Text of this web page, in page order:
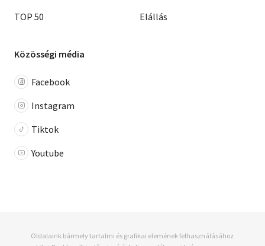
TOP 50
Elállás
Közösségi média
Facebook
Instagram
Tiktok
Youtube
Oldalaink bármely tartalmi és grafikai elemének felhasználásához